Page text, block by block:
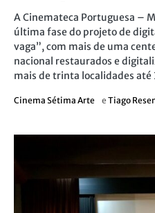
A Cinemateca Portuguesa –
última fase do projeto de
vaga”, com mais de uma
nacional restaurados e
mais de trinta localidades até
Cinema Sétima Arte e Tiago